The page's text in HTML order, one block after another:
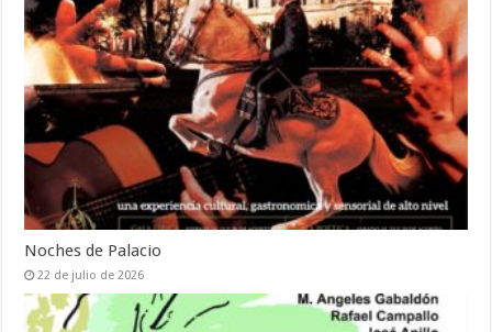
Noches de Palacio
22 de julio de 2026